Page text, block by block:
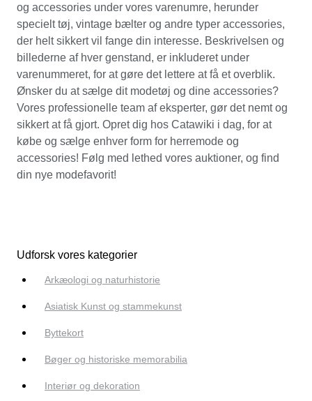
og accessories under vores varenumre, herunder
specielt tøj, vintage bælter og andre typer accessories,
der helt sikkert vil fange din interesse. Beskrivelsen og
billederne af hver genstand, er inkluderet under
varenummeret, for at gøre det lettere at få et overblik.
Ønsker du at sælge dit modetøj og dine accessories?
Vores professionelle team af eksperter, gør det nemt og
sikkert at få gjort. Opret dig hos Catawiki i dag, for at
købe og sælge enhver form for herremode og
accessories! Følg med lethed vores auktioner, og find
din nye modefavorit!
Udforsk vores kategorier
Arkæologi og naturhistorie
Asiatisk Kunst og stammekunst
Byttekort
Bøger og historiske memorabilia
Interiør og dekoration